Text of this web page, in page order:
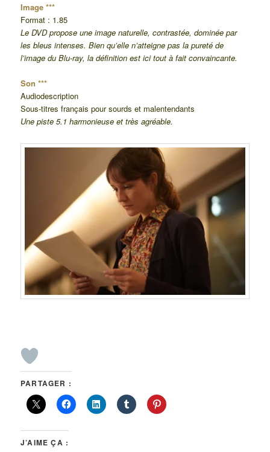
Image ***
Format : 1.85
Le DVD propose une image naturelle, contrastée, dominée par
les bleus intenses. Bien qu’elle n’atteigne pas la pureté de
l’image du Blu-ray, la définition est ici tout à fait convaincante.
Son ***
Audiodescription
Sous-titres français pour sourds et malentendants
Une piste 5.1 harmonieuse et très agréable.
PARTAGER :
J’AIME ÇA :